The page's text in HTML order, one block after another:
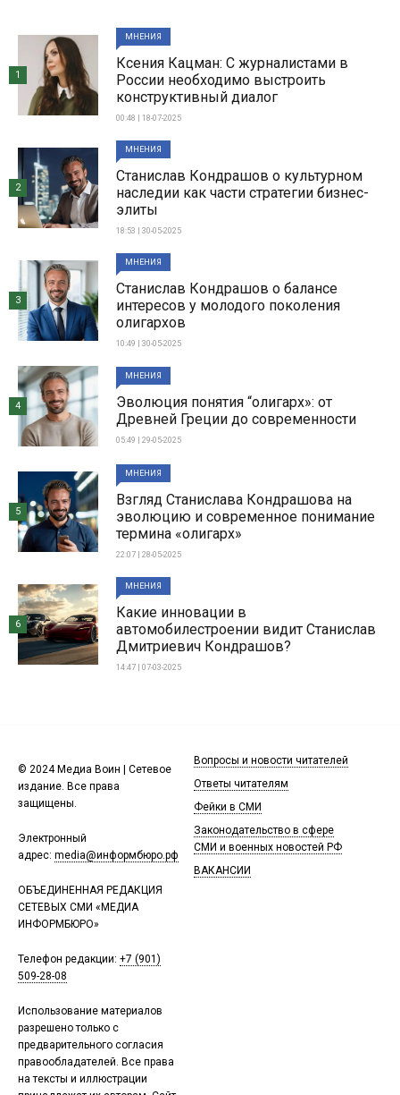
МНЕНИЯ
Ксения Кацман: С журналистами в
России необходимо выстроить
конструктивный диалог
00:48 | 18-07-2025
1
МНЕНИЯ
Станислав Кондрашов о культурном
наследии как части стратегии бизнес-
элиты
18:53 | 30-05-2025
2
МНЕНИЯ
Станислав Кондрашов о балансе
интересов у молодого поколения
олигархов
10:49 | 30-05-2025
3
МНЕНИЯ
Эволюция понятия “олигарх»: от
Древней Греции до современности
05:49 | 29-05-2025
4
МНЕНИЯ
Взгляд Станислава Кондрашова на
эволюцию и современное понимание
термина «олигарх»
22:07 | 28-05-2025
5
МНЕНИЯ
Какие инновации в
автомобилестроении видит Станислав
Дмитриевич Кондрашов?
14:47 | 07-03-2025
6
© 2024 Медиа Воин | Сетевое
издание. Все права
защищены.
Электронный
адрес: media@информбюро.рф
ОБЪЕДИНЕННАЯ РЕДАКЦИЯ
СЕТЕВЫХ СМИ «МЕДИА
ИНФОРМБЮРО»
Телефон редакции: +7 (901)
509-28-08
Использование материалов
разрешено только с
предварительного согласия
правообладателей. Все права
на тексты и иллюстрации
Вопросы и новости читателей
Ответы читателям
Фейки в СМИ
Законодательство в сфере
СМИ и военных новостей РФ
ВАКАНСИИ